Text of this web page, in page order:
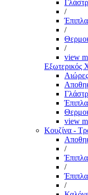
/
/
/
view
Εξωτερικός
view
Κουζίνα -
/
/
/